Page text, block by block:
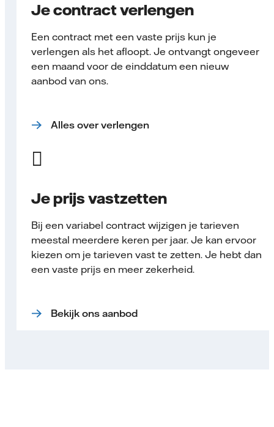
Je contract verlengen
Een contract met een vaste prijs kun je
verlengen als het afloopt. Je ontvangt ongeveer
een maand voor de einddatum een nieuw
aanbod van ons.
Alles over verlengen
Je prijs vastzetten
Bij een variabel contract wijzigen je tarieven
meestal meerdere keren per jaar. Je kan ervoor
kiezen om je tarieven vast te zetten. Je hebt dan
een vaste prijs en meer zekerheid.
Bekijk ons aanbod